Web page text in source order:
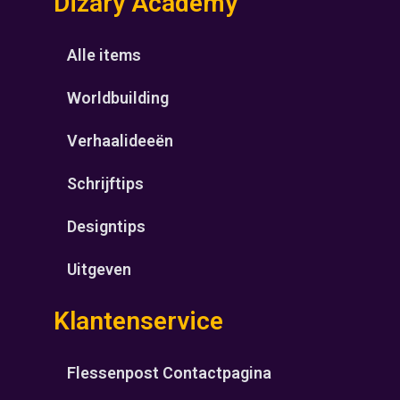
Alle items
Worldbuilding
Verhaalideeën
Schrijftips
Designtips
Uitgeven
Klantenservice
Flessenpost Contactpagina